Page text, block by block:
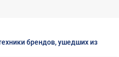
брендов, ушедших из